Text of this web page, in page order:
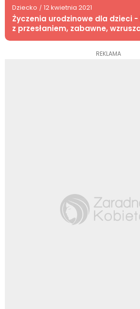
Dziecko / 12 kwietnia 2021
Życzenia urodzinowe dla dzieci
z przesłaniem, zabawne,
REKLAMA